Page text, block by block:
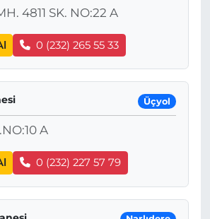
4811 SK. NO:22 A
0 (232) 265 55 33
Üçyol
A
0 (232) 227 57 79